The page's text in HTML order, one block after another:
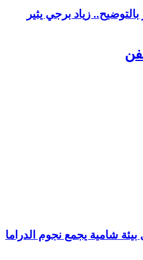
زياد برجي يثير
شامية يجمع نجوم الدراما